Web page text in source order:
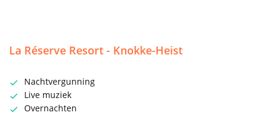
La Réserve Resort - Knokke-Heist
Nachtvergunning
Live muziek
Overnachten